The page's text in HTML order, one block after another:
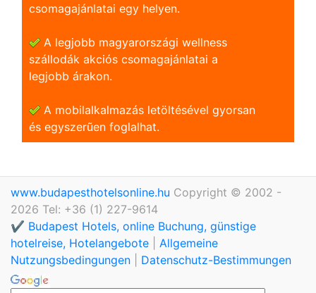
csomagajánlatai egy helyen.
A legjobb magyarországi wellness
szállodák akciós csomagajánlatai a
legjobb árakon.
A mobilalkalmazás letöltésével gyorsan
és egyszerũen foglalhat.
www.budapesthotelsonline.hu Copyright © 2002 -
2026 Tel: +36 (1) 227-9614
✔️ Budapest Hotels, online Buchung, günstige
hotelreise, Hotelangebote
Allgemeine
Nutzungsbedingungen
Datenschutz-Bestimmungen